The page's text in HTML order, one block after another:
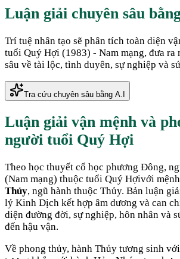
Luận giải chuyên sâu
Trí tuệ nhân tạo sẽ phân tích toàn diện
tuổi Quý Hợi (1983) - Nam mạng, đưa ra
sâu về tài lộc, tình duyên, sự nghiệp và
Tra cứu chuyên sâu bằng A.I
Luận giải vận mệnh và
người tuổi Quý Hợi
Theo học thuyết cổ học phương Đông,
(Nam mạng) thuộc tuổi Quý Hợivới
Thủy, ngũ hành thuộc Thủy. Bản luận
lý Kinh Dịch kết hợp âm dương và can
diện đường đời, sự nghiệp, hôn nhân và
đến hậu vận.
Về phong thủy, hành Thủy tương sinh